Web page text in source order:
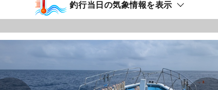
釣行当日の気象情報を表示